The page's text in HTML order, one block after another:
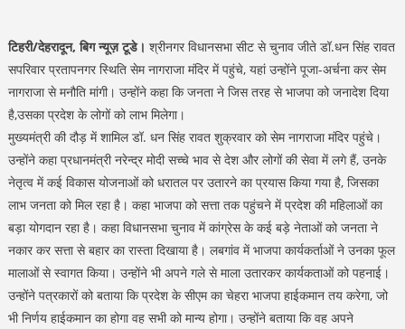
टिहरी/देहरादून, बिग न्यूज़ टूडे। श्रीनगर विधानसभा सीट से चुनाव जीते डॉ.धन सिंह रावत
सपरिवार प्रतापनगर स्थिति सेम नागराजा मंदिर में पहुंचे, यहां उन्होंने पूजा-अर्चना कर सेम
नागराजा से मनौति मांगी। उन्होंने कहा कि जनता ने जिस तरह से भाजपा को जनादेश दिया
है,उसका प्रदेश के लोगों को लाभ मिलेगा।
मुख्यमंत्री की दौड़ में शामिल डॉ. धन सिंह रावत शुक्रवार को सेम नागराजा मंदिर पहुंचे।
उन्होंने कहा प्रधानमंत्री नरेन्द्र मोदी सच्चे भाव से देश और लोगों की सेवा में लगे हैं, उनके
नेतृत्व में कई विकास योजनाओं को धरातल पर उतारने का प्रयास किया गया है, जिसका
लाभ जनता को मिल रहा है। कहा भाजपा को सत्ता तक पहुंचने में प्रदेश की महिलाओं का
बड़ा योगदान रहा है। कहा विधानसभा चुनाव में कांग्रेस के कई बड़े नेताओं को जनता ने
नकार कर सत्ता से बहार का रास्ता दिखाया है। लबगांव में भाजपा कार्यकर्ताओं ने उनका फूल
मालाओं से स्वागत किया। उन्होंने भी अपने गले से माला उतारकर कार्यकताओं को पहनाई।
उन्होंने पत्रकारों को बताया कि प्रदेश के सीएम का चेहरा भाजपा हाईकमान तय करेगा, जो
भी निर्णय हाईकमान का होगा वह सभी को मान्य होगा। उन्होंने बताया कि वह अपने